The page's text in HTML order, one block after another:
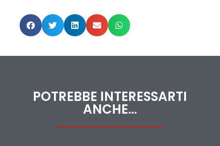
POTREBBE INTERESSARTI
ANCHE...